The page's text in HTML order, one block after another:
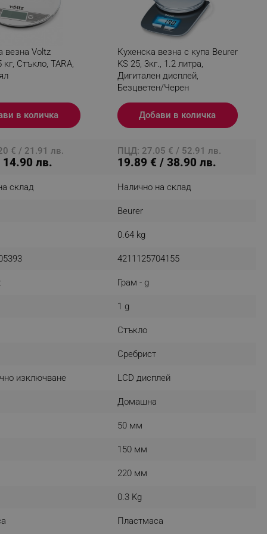
везна Voltz
кг, Стъкло, TARA,
в количка
Кухенска везна с купа Beurer
KS 25, 3кг., 1.2 литра,
Дигитален дисплей,
Безцветен/Черен
Добави в количка
€ / 21.91 лв.
лв.
ПЦД: 27.05 € / 52.91 лв.
19.89 € / 38.90 лв.
склад Налично на склад
Beurer
0.64 kg
4211125704155
Грам - g
1 g
Стъкло
Сребрист
изключване LCD дисплей
Домашна
50 мм
150 мм
220 мм
0.3 Kg
Пластмаса
visitors. The lifetime
visitor sessions
is a test user and can
cookies and local
banners clicked by the
which is cancelled